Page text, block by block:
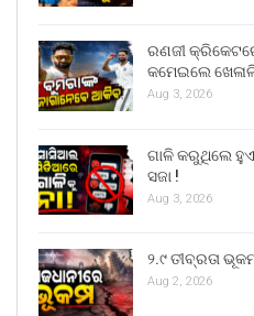
ରଣଜୀ
କମେଇଲେ
Aug 3, 2026
ଗାଳି କରୁଥିଲେ
ସଜା !
Aug 3, 2026
୨.୯ ତୀବ୍ରତା
Aug 2, 2026